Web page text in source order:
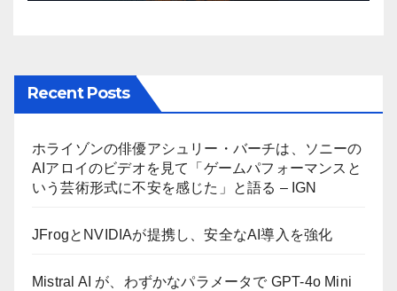
Recent Posts
ホライゾンの俳優アシュリー・バーチは、ソニーの
AIアロイのビデオを見て「ゲームパフォーマンスと
いう芸術形式に不安を感じた」と語る – IGN
JFrogとNVIDIAが提携し、安全なAI導入を強化
Mistral AI が、わずかなパラメータで GPT-4o Mini